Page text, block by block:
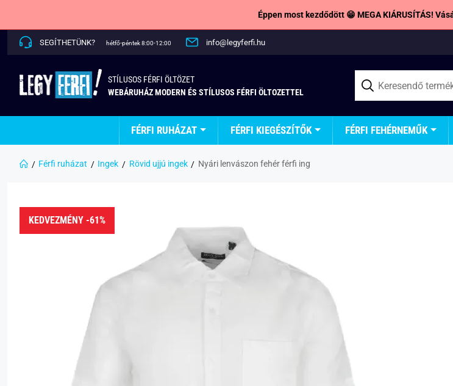
Éppen most kezdődött 😁 MEGA KIÁRUSÍTÁS!
SEGÍTHETÜNK? hétfő-péntek 8:00-12:00 info@legyferfi.hu
STÍLUSOS FÉRFI ÖLTÖZET
WEBÁRUHÁZ MODERN ÉS STÍLUSOS FÉRFI ÖLTOZETTEL
FÉRFI RUHÁZAT FÉRFI KIEGÉSZÍTŐK FÉRFI FEHÉRNEMŰK
Férfi ruházat Ingek Rövid ujjú ingek Nyári lenvászon fehér férfi ing
KEDVEZMÉNY -61%